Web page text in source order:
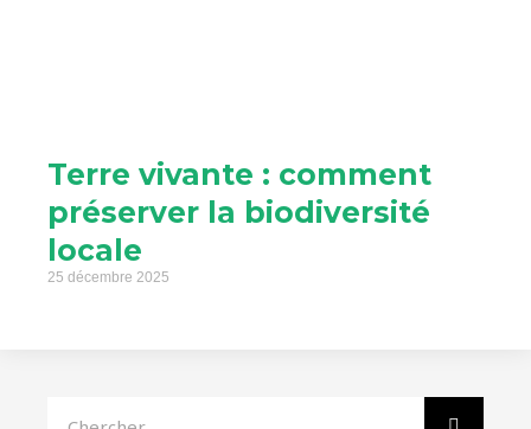
Terre vivante : comment
préserver la biodiversité
locale
25 décembre 2025